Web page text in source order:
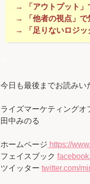
→ 「アウトプット」
→ 「他者の視点」で
→ 「足りないロジッ
今日も最後までお読みい
ライズマーケティングオ
田中みのる
ホームページ https://
フェイスブック
ツイッター twitter.com/